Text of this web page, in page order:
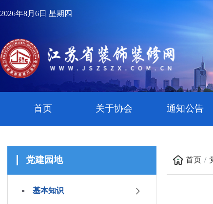
2026年8月6日 星期四
首页 关于协会 通知公告
党建园地
基本知识
首页